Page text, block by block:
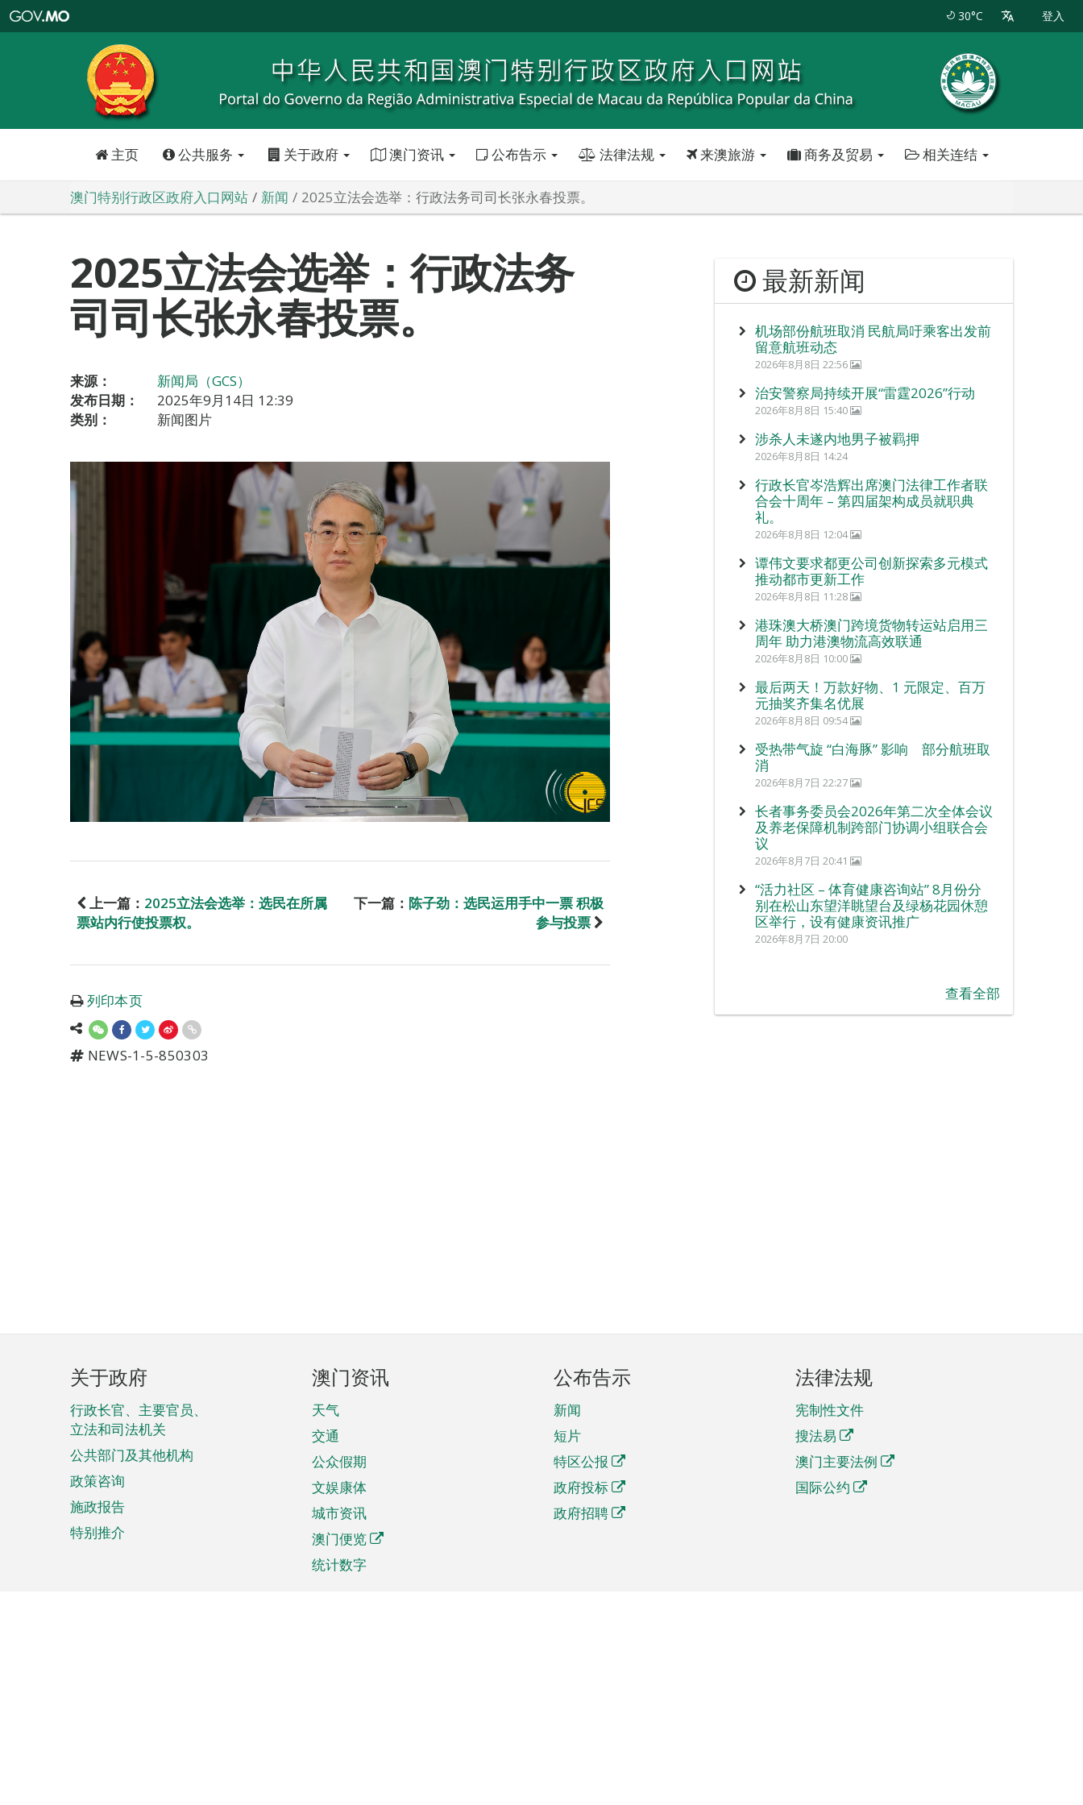
特
政
区
政
口
30°C 登入
主页 公共服务 关于政府 澳门资讯 公布告示 法律法规 来澳旅游 商务及贸易 相关连结
澳门特别行政区政府入口网站 新闻 2025立法会选举：行政法务司司长张永春投票。
2025立法会选举：行政法务
司司长张永春投票。
来源：
新闻局（GCS）
发布日期：
2025年9月14日 12:39
类别：
新闻图片
上一篇： 2025立法会选举：选民在所属
票站内行使投票权。
下一篇： 陈子劲：选民运用手中一票 积极
参与投票
列印本页
NEWS-1-5-850303
最新新闻
机场部份航班取消 民航局吁乘客出发前
留意航班动态
2026年8月8日 22:56
治安警察局持续开展“雷霆2026”行动
2026年8月8日 15:40
涉杀人未遂内地男子被羁押
2026年8月8日 14:24
行政长官岑浩辉出席澳门法律工作者联
合会十周年 – 第四届架构成员就职典
礼。
2026年8月8日 12:04
谭伟文要求都更公司创新探索多元模式
推动都市更新工作
2026年8月8日 11:28
港珠澳大桥澳门跨境货物转运站启用三
周年 助力港澳物流高效联通
2026年8月8日 10:00
最后两天！万款好物、1 元限定、百万
元抽奖齐集名优展
2026年8月8日 09:54
受热带气旋 “白海豚” 影响 部分航班取
消
2026年8月7日 22:27
长者事务委员会2026年第二次全体会议
及养老保障机制跨部门协调小组联合会
议
2026年8月7日 20:41
“活力社区 – 体育健康咨询站” 8月份分
别在松山东望洋眺望台及绿杨花园休憩
区举行，设有健康资讯推广
2026年8月7日 20:00
查看全部
页
脚
菜
单
关于政府
行政长官、主要官员、
立法和司法机关
公共部门及其他机构
政策咨询
施政报告
特别推介
澳门资讯
天气
交通
公众假期
文娱康体
城市资讯
澳门便览
统计数字
公布告示
新闻
短片
特区公报
政府投标
政府招聘
法律法规
宪制性文件
搜法易
澳门主要法例
国际公约